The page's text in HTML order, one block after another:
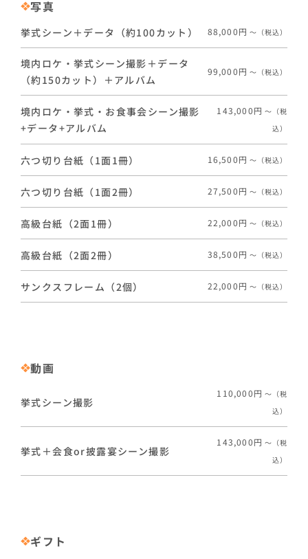
写真
挙式シーン＋データ（約100カット） 88,000円 〜（税込）
境内ロケ・挙式シーン撮影＋データ
（約150カット）＋アルバム
99,000円 〜（税込）
境内ロケ・挙式・お食事会シーン撮影
+データ+アルバム
143,000円 〜（税
込）
六つ切り台紙（1面1冊） 16,500円 〜（税込）
六つ切り台紙（1面2冊） 27,500円 〜（税込）
高級台紙（2面1冊） 22,000円 〜（税込）
高級台紙（2面2冊） 38,500円 〜（税込）
サンクスフレーム（2個） 22,000円 〜（税込）
動画
挙式シーン撮影
110,000円 〜（税
込）
挙式＋会食or披露宴シーン撮影
143,000円 〜（税
込）
ギフト